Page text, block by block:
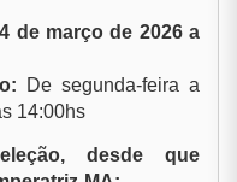
de março de 2026 a
De segunda-feira a
14:00hs
desde que